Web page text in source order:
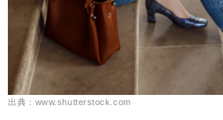
出典：www.shutterstock.com